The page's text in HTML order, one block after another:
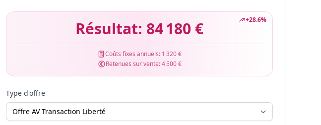
+28.6%
Résultat: 84 180 €
Coûts fixes annuels: 1 320 €
Retenues sur vente:4 500 €
Type d'offre